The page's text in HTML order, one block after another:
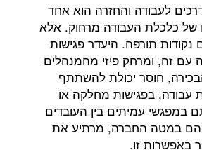
לעבודה והחזרה הוא אחד
של כלכלת העבודה מרחוק. אלא
תורפה. היעדר פגישות
עם זה, ומרחק פיזי מהמנהלים
חוסר יכולת להשתתף
עבודה, בפגישות מחלקה או
במפגשי עמיתים בין העובדים
במטה החברה, מרתיע את
באפשרות זו.